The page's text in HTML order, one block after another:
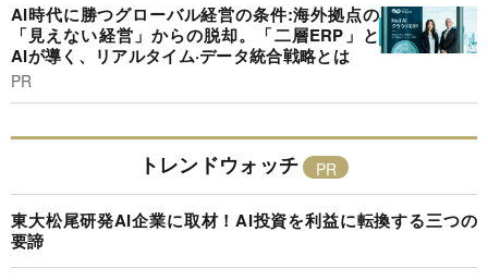
AI時代に勝つグローバル経営の条件:海外拠点の
「見えない経営」からの脱却。「二層ERP」と
AIが導く、リアルタイム·データ統合戦略とは
PR
トレンドウォッチ
東大松尾研発AI企業に取材！AI投資を利益に転換する三つの
要諦